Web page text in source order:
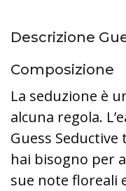
Descrizione
Composizione
La seduzione è
alcuna regola.
Guess Seductive
hai bisogno per
sue note floreali